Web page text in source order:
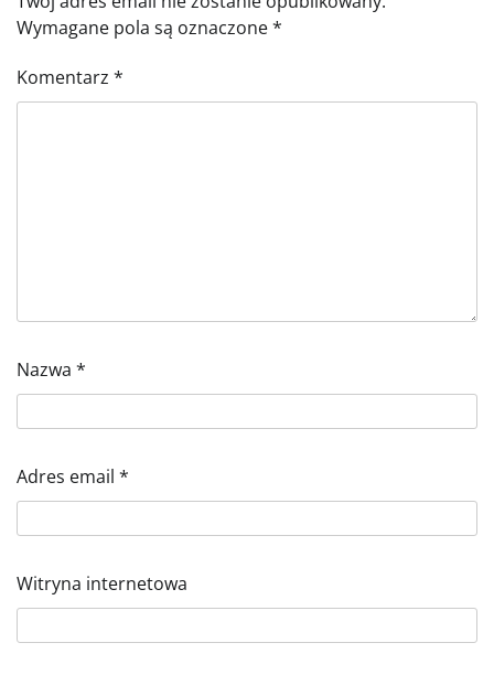
Wymagane pola są oznaczone*
Komentarz *
Nazwa *
Adres email *
Witryna internetowa